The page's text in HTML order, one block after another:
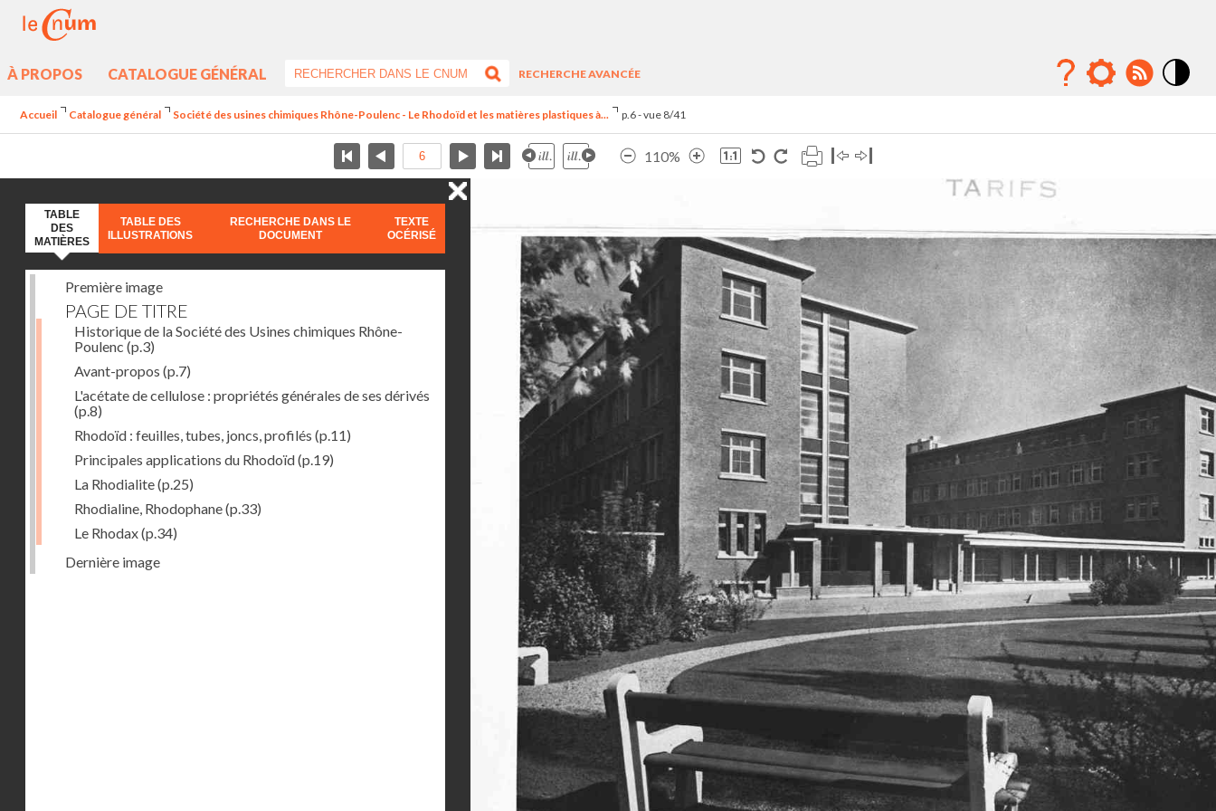
À PROPOS CATALOGUE GÉNÉRAL
RECHERCHE AVANCÉE
Accueil Catalogue général Société des usines chimiques Rhône-Poulenc - Le Rhodoïd et les matières plastiques à... p.6 - vue 8/41
110%
TABLE
DES
MATIÈRES
TABLE DES
ILLUSTRATIONS
RECHERCHE DANS LE
DOCUMENT
TEXTE
OCÉRISÉ
Première image
PAGE DE TITRE
Historique de la Société des Usines chimiques Rhône-
Poulenc (p.3)
Avant-propos (p.7)
L'acétate de cellulose : propriétés générales de ses dérivés
(p.8)
Rhodoïd : feuilles, tubes, joncs, profilés (p.11)
Principales applications du Rhodoïd(p.19)
La Rhodialite(p.25)
Rhodialine, Rhodophane(p.33)
Le Rhodax(p.34)
Dernière image